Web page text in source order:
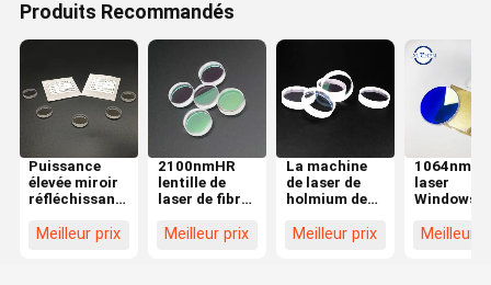
Produits Recommandés
Puissance
élevée miroir
réfléchissant
de la lentille
Meilleur prix
2100nmHR
lentille de
laser de fibre
pour la
Meilleur prix
La machine
de laser de
holmium de
de 0 lentilles
Meilleur prix
1064nmHR
laser
Windows
pour la
Meilleur